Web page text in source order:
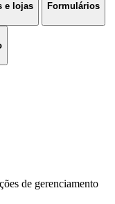
e lojas Formulários
de gerenciamento